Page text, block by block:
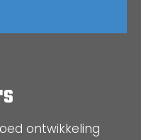
ontwikkeling